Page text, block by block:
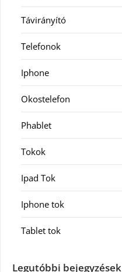
Távirányító
Telefonok
Iphone
Okostelefon
Phablet
Tokok
Ipad Tok
Iphone tok
Tablet tok
Legutóbbi bejegyzések